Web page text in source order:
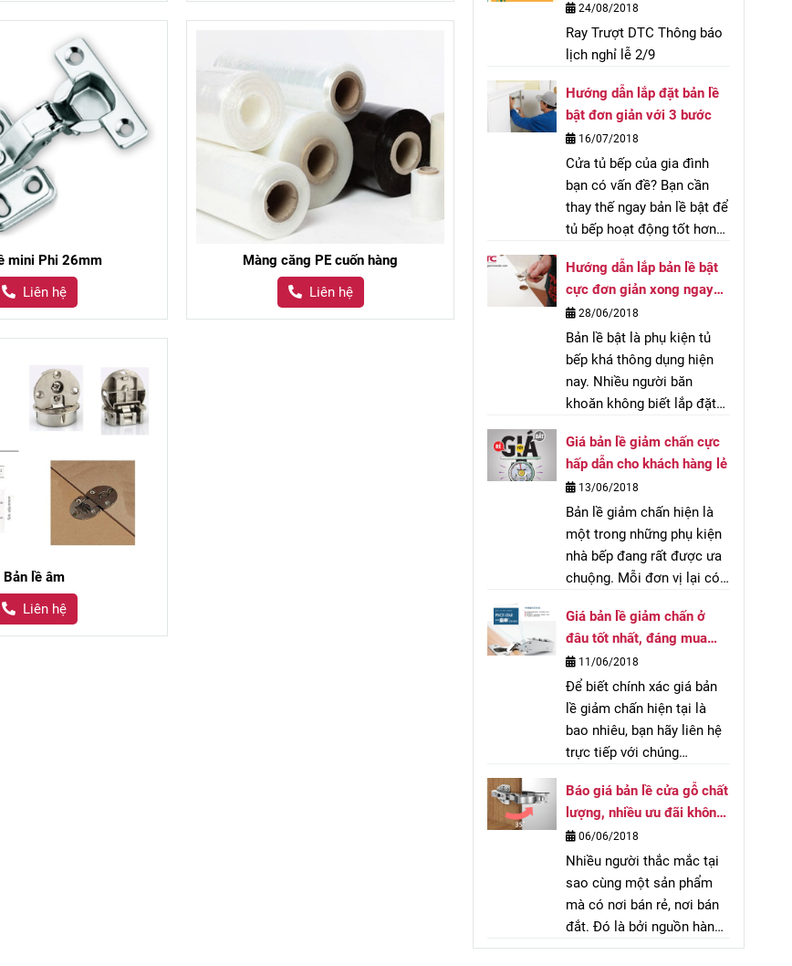
mini Phi 26mm
Liên hệ
Màng căng PE cuốn hàng
Liên hệ
Bản lề âm
Liên hệ
24/08/2018
Ray Trượt DTC Thông báo
lịch nghỉ lễ 2/9
Hướng dẫn lắp đặt bản lề
bật đơn giản với 3 bước
16/07/2018
Cửa tủ bếp của gia đình
bạn có vấn đề? Bạn cần
thay thế ngay bản lề bật để
tủ bếp hoạt động tốt hơn?
cách tháo lắp bản lề. Đừng
lo, với hướng dẫn lắp đặt
bản lề bật đơn giản dưới
đây, chỉ cần 3 bước là bạn
có thể hoàn thiện bộ bản
lề mới rồi!
Hướng dẫn lắp bản lề bật
cực đơn giản xong ngay
trong 10 phút
28/06/2018
Bản lề bật là phụ kiện tủ
bếp khá thông dụng hiện
nay. Nhiều người băn
khoăn không biết lắp đặt
không. Dưới đây chúng tôi
sẽ hướng dẫn lắp bản lề
bật cực đơn giản, xong
ngay trong vòng 10 phút.
Giá bản lề giảm chấn cực
hấp dẫn cho khách hàng lẻ
13/06/2018
Bản lề giảm chấn hiện là
một trong những phụ kiện
nhà bếp đang rất được ưa
chuộng. Mỗi đơn vị lại có
giảm chấn khác nhau.
Những đơn hàng lớn
thường được hưởng chiết
khấu tốt vậy những khách
hàng lẻ được ưu đãi thế
nào?
Giá bản lề giảm chấn ở
đâu tốt nhất, đáng mua
hiện nay
11/06/2018
Để biết chính xác giá bản
lề giảm chấn hiện tại là
bao nhiêu, bạn hãy liên hệ
trực tiếp với chúng
bên dưới chúng tối sẽ liên
hệ với bạn trong thời gian
sớm nhất!
Báo giá bản lề cửa gỗ chất
lượng, nhiều ưu đãi không
thể bỏ lỡ
06/06/2018
Nhiều người thắc mắc tại
sao cùng một sản phẩm
mà có nơi bán rẻ, nơi bán
đắt. Đó là bởi nguồn hàng
của đơn vị đó nhập khẩu